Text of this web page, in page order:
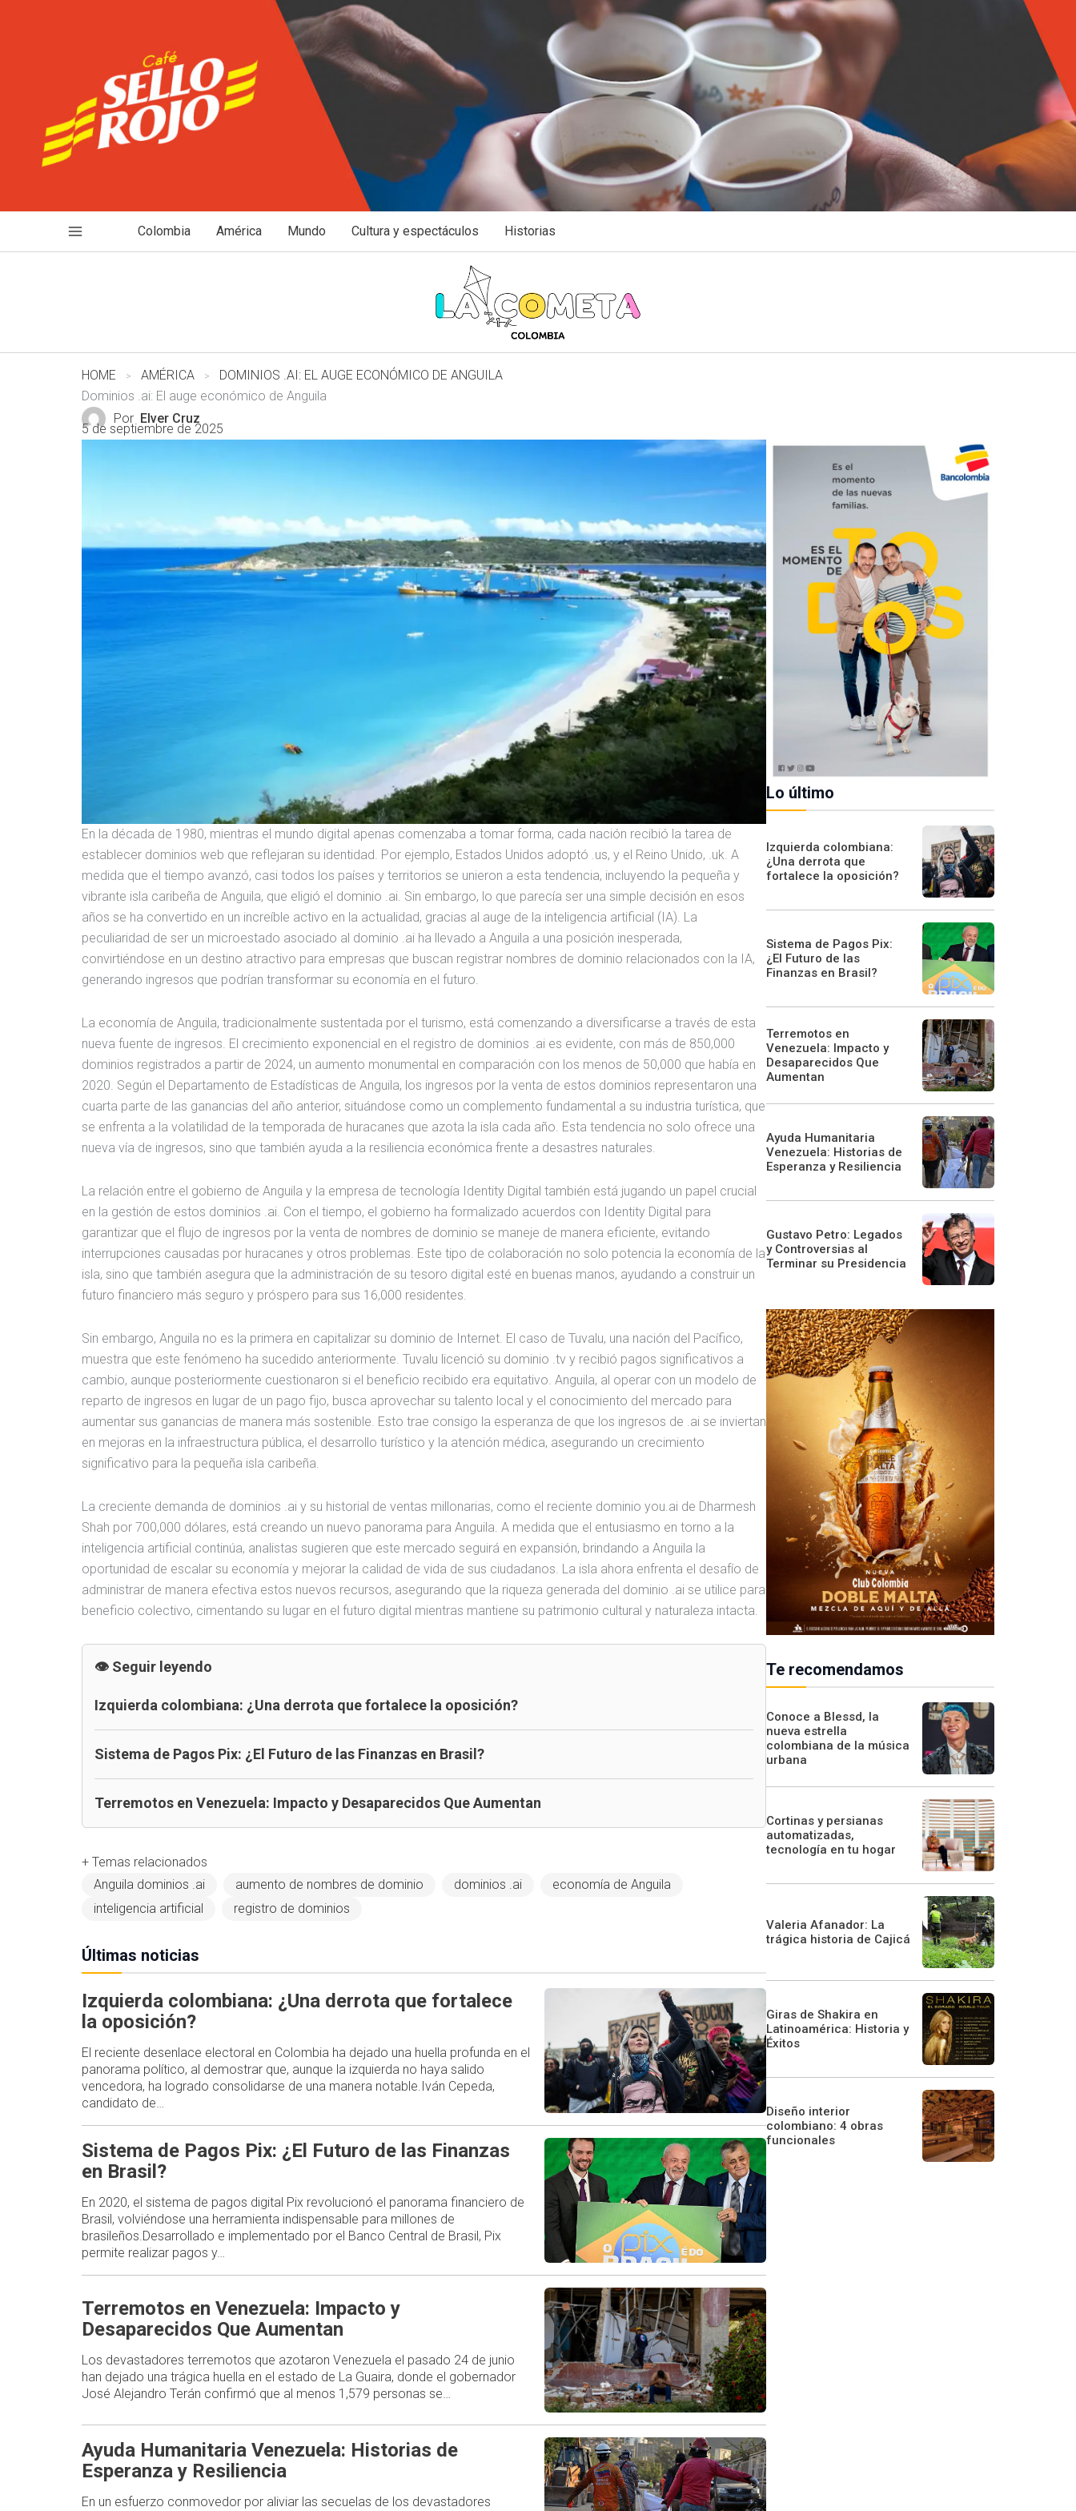
Colombia América Mundo Cultura y espectáculos Historias
HOME AMÉRICA
DOMINIOS .AI: EL AUGE ECONÓMICO DE ANGUILA
Dominios .ai: El auge económico de Anguila
Por Elver Cruz
5 de septiembre de 2025
En la década de 1980, mientras el mundo digital apenas comenzaba a tomar forma, cada nación recibió la tarea de
establecer dominios web que reflejaran su identidad. Por ejemplo, Estados Unidos adoptó .us, y el Reino Unido, .uk. A
medida que el tiempo avanzó, casi todos los países y territorios se unieron a esta tendencia, incluyendo la pequeña y
vibrante isla caribeña de Anguila, que eligió el dominio .ai. Sin embargo, lo que parecía ser una simple decisión en esos
años se ha convertido en un increíble activo en la actualidad, gracias al auge de la inteligencia artificial (IA). La
peculiaridad de ser un microestado asociado al dominio .ai ha llevado a Anguila a una posición inesperada,
convirtiéndose en un destino atractivo para empresas que buscan registrar nombres de dominio relacionados con la IA,
generando ingresos que podrían transformar su economía en el futuro.
La economía de Anguila, tradicionalmente sustentada por el turismo, está comenzando a diversificarse a través de esta
nueva fuente de ingresos. El crecimiento exponencial en el registro de dominios .ai es evidente, con más de 850,000
dominios registrados a partir de 2024, un aumento monumental en comparación con los menos de 50,000 que había en
2020. Según el Departamento de Estadísticas de Anguila, los ingresos por la venta de estos dominios representaron una
cuarta parte de las ganancias del año anterior, situándose como un complemento fundamental a su industria turística, que
se enfrenta a la volatilidad de la temporada de huracanes que azota la isla cada año. Esta tendencia no solo ofrece una
nueva vía de ingresos, sino que también ayuda a la resiliencia económica frente a desastres naturales.
La relación entre el gobierno de Anguila y la empresa de tecnología Identity Digital también está jugando un papel crucial
en la gestión de estos dominios .ai. Con el tiempo, el gobierno ha formalizado acuerdos con Identity Digital para
garantizar que el flujo de ingresos por la venta de nombres de dominio se maneje de manera eficiente, evitando
interrupciones causadas por huracanes y otros problemas. Este tipo de colaboración no solo potencia la economía de la
isla, sino que también asegura que la administración de su tesoro digital esté en buenas manos, ayudando a construir un
futuro financiero más seguro y próspero para sus 16,000 residentes.
Sin embargo, Anguila no es la primera en capitalizar su dominio de Internet. El caso de Tuvalu, una nación del Pacífico,
muestra que este fenómeno ha sucedido anteriormente. Tuvalu licenció su dominio .tv y recibió pagos significativos a
cambio, aunque posteriormente cuestionaron si el beneficio recibido era equitativo. Anguila, al operar con un modelo de
reparto de ingresos en lugar de un pago fijo, busca aprovechar su talento local y el conocimiento del mercado para
aumentar sus ganancias de manera más sostenible. Esto trae consigo la esperanza de que los ingresos de .ai se inviertan
en mejoras en la infraestructura pública, el desarrollo turístico y la atención médica, asegurando un crecimiento
significativo para la pequeña isla caribeña.
La creciente demanda de dominios .ai y su historial de ventas millonarias, como el reciente dominio you.ai de Dharmesh
Shah por 700,000 dólares, está creando un nuevo panorama para Anguila. A medida que el entusiasmo en torno a la
inteligencia artificial continúa, analistas sugieren que este mercado seguirá en expansión, brindando a Anguila la
oportunidad de escalar su economía y mejorar la calidad de vida de sus ciudadanos. La isla ahora enfrenta el desafío de
administrar de manera efectiva estos nuevos recursos, asegurando que la riqueza generada del dominio .ai se utilice para
beneficio colectivo, cimentando su lugar en el futuro digital mientras mantiene su patrimonio cultural y naturaleza intacta.
Seguir leyendo
Izquierda colombiana: ¿Una derrota que fortalece la oposición?
Sistema de Pagos Pix: ¿El Futuro de las Finanzas en Brasil?
Terremotos en Venezuela: Impacto y Desaparecidos Que Aumentan
+ Temas relacionados
Anguila dominios .ai
aumento de nombres de dominio dominios .ai
economía de Anguila
inteligencia artificial
registro de dominios
Últimas noticias
Izquierda colombiana: ¿Una derrota que fortalece
la oposición?
El reciente desenlace electoral en Colombia ha dejado una huella profunda en el
panorama político, al demostrar que, aunque la izquierda no haya salido
vencedora, ha logrado consolidarse de una manera notable.Iván Cepeda,
candidato de…
Sistema de Pagos Pix: ¿El Futuro de las Finanzas
en Brasil?
En 2020, el sistema de pagos digital Pix revolucionó el panorama financiero de
Brasil, volviéndose una herramienta indispensable para millones de
brasileños.Desarrollado e implementado por el Banco Central de Brasil, Pix
permite realizar pagos y…
Terremotos en Venezuela: Impacto y
Desaparecidos Que Aumentan
Los devastadores terremotos que azotaron Venezuela el pasado 24 de junio
han dejado una trágica huella en el estado de La Guaira, donde el gobernador
José Alejandro Terán confirmó que al menos 1,579 personas se…
Ayuda Humanitaria Venezuela: Historias de
Esperanza y Resiliencia
En un esfuerzo conmovedor por aliviar las secuelas de los devastadores
Lo último
Izquierda colombiana:
¿Una derrota que
fortalece la oposición?
Sistema de Pagos Pix:
¿El Futuro de las
Finanzas en Brasil?
Terremotos en
Venezuela: Impacto y
Desaparecidos Que
Aumentan
Ayuda Humanitaria
Venezuela: Historias de
Esperanza y Resiliencia
Gustavo Petro: Legados
y Controversias al
Terminar su Presidencia
Te recomendamos
Conoce a Blessd, la
nueva estrella
colombiana de la música
urbana
Cortinas y persianas
automatizadas,
tecnología en tu hogar
Valeria Afanador: La
trágica historia de Cajicá
Giras de Shakira en
Latinoamérica: Historia y
Éxitos
Diseño interior
colombiano: 4 obras
funcionales